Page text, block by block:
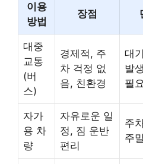
이용
방법
장점
대중
교통
(버
스)
경제적, 주
차 걱정 없
음, 친환경
대
발
필
자가
용 차
량
자유로운 일
정, 짐 운반
편리
주
주